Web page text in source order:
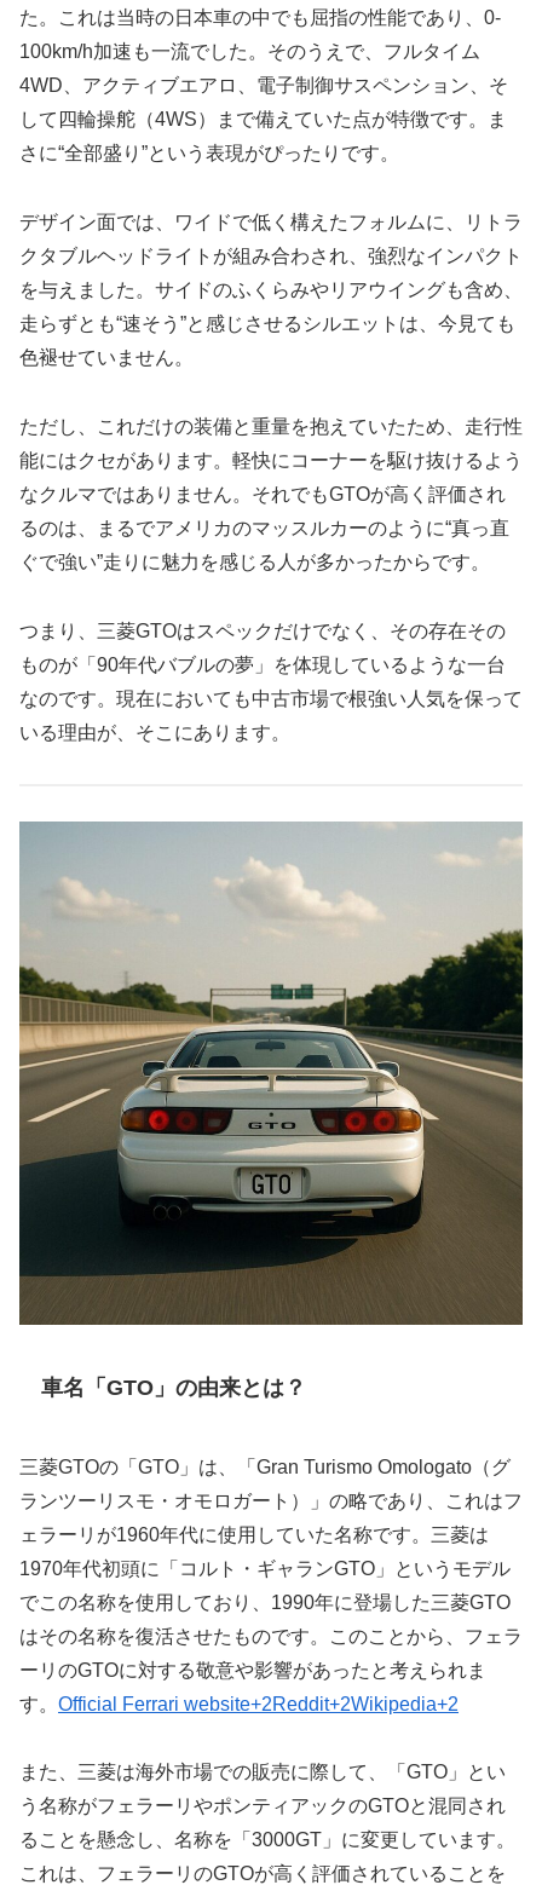
た。これは当時の日本車の中でも屈指の性能であり、0-
100km/h加速も一流でした。そのうえで、フルタイム
4WD、アクティブエアロ、電子制御サスペンション、そ
して四輪操舵（4WS）まで備えていた点が特徴です。ま
さに“全部盛り”という表現がぴったりです。
デザイン面では、ワイドで低く構えたフォルムに、リトラ
クタブルヘッドライトが組み合わされ、強烈なインパクト
を与えました。サイドのふくらみやリアウイングも含め、
走らずとも“速そう”と感じさせるシルエットは、今見ても
色褪せていません。
ただし、これだけの装備と重量を抱えていたため、走行性
能にはクセがあります。軽快にコーナーを駆け抜けるよう
なクルマではありません。それでもGTOが高く評価され
るのは、まるでアメリカのマッスルカーのように“真っ直
ぐで強い”走りに魅力を感じる人が多かったからです。
つまり、三菱GTOはスペックだけでなく、その存在その
ものが「90年代バブルの夢」を体現しているような一台
なのです。現在においても中古市場で根強い人気を保って
いる理由が、そこにあります。
車名「GTO」の由来とは？
三菱GTOの「GTO」は、「Gran Turismo Omologato（グ
ランツーリスモ・オモロガート）」の略であり、これはフ
ェラーリが1960年代に使用していた名称です。​三菱は
1970年代初頭に「コルト・ギャランGTO」というモデル
でこの名称を使用しており、1990年に登場した三菱GTO
はその名称を復活させたものです。​このことから、フェラ
ーリのGTOに対する敬意や影響があったと考えられま
す。​ Official Ferrari website+2Reddit+2Wikipedia+2
また、三菱は海外市場での販売に際して、「GTO」とい
う名称がフェラーリやポンティアックのGTOと混同され
ることを懸念し、名称を「3000GT」に変更しています。​
これは、フェラーリのGTOが高く評価されていることを